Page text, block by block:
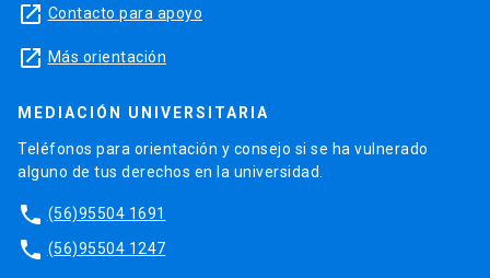
launch Contacto para apoyo
launch Más orientación
MEDIACIÓN UNIVERSITARIA
Teléfonos para orientación y consejo si se ha vulnerado
alguno de tus derechos en la universidad.
phone (56)95504 1691
phone (56)95504 1247